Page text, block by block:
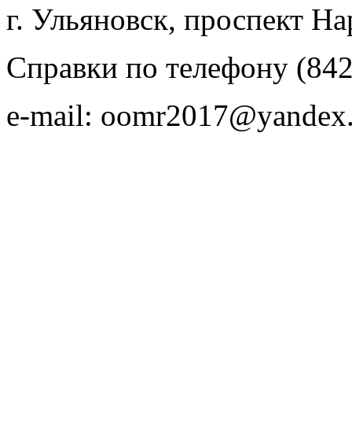
г. Ульяновск, проспект
Справки по телефону
e-mail: